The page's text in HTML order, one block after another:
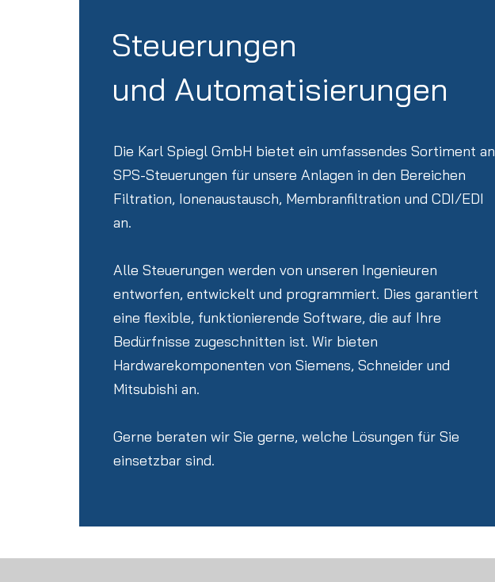
Steuerungen
und Automatisierungen
Die Karl Spiegl GmbH bietet ein umfassendes Sortiment an
SPS-Steuerungen für unsere Anlagen in den Bereichen
Filtration, Ionenaustausch, Membranfiltration und CDI/EDI
an.
Alle Steuerungen werden von unseren Ingenieuren
entworfen, entwickelt und programmiert. Dies garantiert
eine flexible, funktionierende Software, die auf Ihre
Bedürfnisse zugeschnitten ist. Wir bieten
Hardwarekomponenten von Siemens, Schneider und
Mitsubishi an.
Gerne beraten wir Sie gerne, welche Lösungen für Sie
einsetzbar sind.